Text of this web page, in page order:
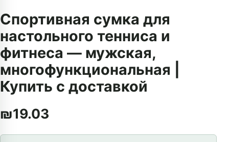
Спортивная сумка для
настольного тенниса и
фитнеса — мужская,
многофункциональная |
Купить с доставкой
₪19.03